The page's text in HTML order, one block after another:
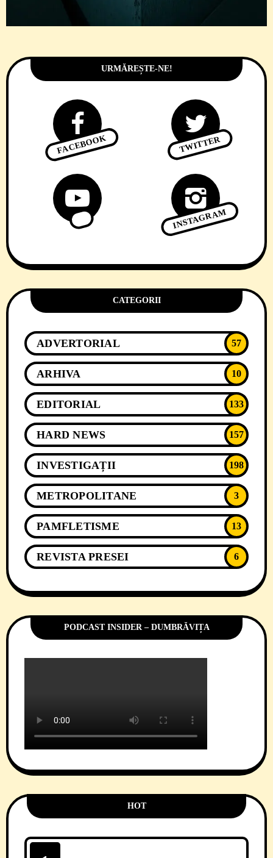
URMĂREȘTE-NE!
FACEBOOK TWITTER
INSTAGRAM
CATEGORII
ADVERTORIAL 57
ARHIVA 10
EDITORIAL 133
HARD NEWS 157
INVESTIGAȚII 198
METROPOLITANE 3
PAMFLETISME 13
REVISTA PRESEI 6
PODCAST INSIDER – DUMBRĂVIȚA
HOT